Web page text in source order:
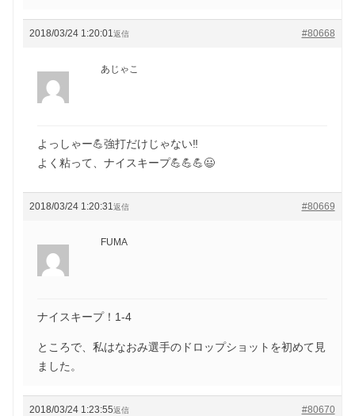
2018/03/24 1:20:01 #80668
返信
あじゃこ
よっしゃー💪強打だけじゃない‼️
よく粘って、ナイスキープ💪💪💪😃
2018/03/24 1:20:31 #80669
返信
FUMA
ナイスキープ！1-4
ところで、私はなおみ選手のドロップショットを初めて見
ました。
2018/03/24 1:23:55 #80670
返信